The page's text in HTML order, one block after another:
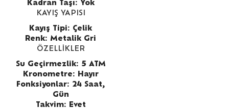
Kadran Taşı: Yok
KAYIŞ YAPISI
Kayış Tipi: Çelik
Renk: Metalik Gri
ÖZELLİKLER
Su Geçirmezlik: 5 ATM
Kronometre: Hayır
Fonksiyonlar: 24 Saat,
Gün
Takvim: Evet